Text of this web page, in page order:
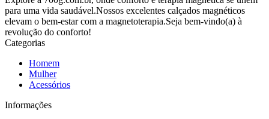
para uma vida saudável.Nossos excelentes calçados magnéticos
elevam o bem-estar com a magnetoterapia.Seja bem-vindo(a) à
revolução do conforto!
Categorias
Homem
Mulher
Acessórios
Informações